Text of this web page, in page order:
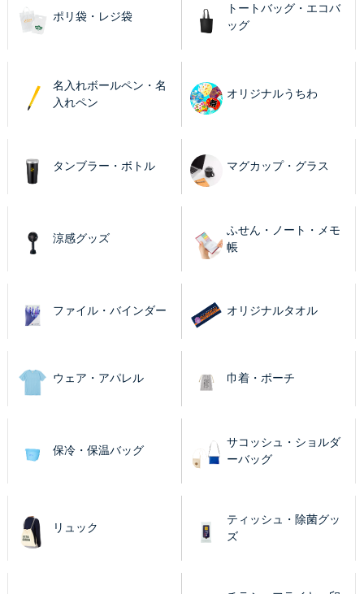
ポリ袋・レジ袋
トートバッグ・エコバ
ッグ
名入れボールペン・名
入れペン
オリジナルうちわ
タンブラー・ボトル マグカップ・グラス
涼感グッズ
ふせん・ノート・メモ
帳
ファイル・バインダー オリジナルタオル
ウェア・アパレル 巾着・ポーチ
保冷・保温バッグ
サコッシュ・ショルダ
ーバッグ
リュック
ティッシュ・除菌グッ
ズ